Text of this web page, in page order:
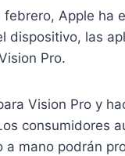
Apple ha
dispositivo, las
Pro.
Vision Pro y
consumidores
mano podrán